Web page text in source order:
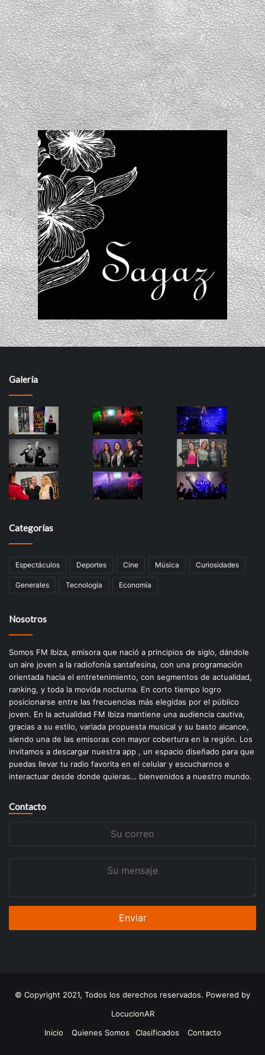
Galería
Categorías
Espectáculos Deportes Cine Música Curiosidades
Generales Tecnología Economía
Nosotros
Somos FM Ibiza, emisora que nació a principios de siglo, dándole
un aire joven a la radiofonía santafesina, con una programación
orientada hacia el entretenimiento, con segmentos de actualidad,
ranking, y toda la movida nocturna. En corto tiempo logro
posicionarse entre las frecuencias más elegidas por el público
joven. En la actualidad FM Ibiza mantiene una audiencia cautiva,
gracias a su estilo, variada propuesta musical y su basto alcance,
siendo una de las emisoras con mayor cobertura en la región. Los
invitamos a descargar nuestra app , un espacio diseñado para que
puedas llevar tu radio favorita en el celular y escucharnos e
interactuar desde donde quieras… bienvenidos a nuestro mundo.
Contacto
© Copyright 2021, Todos los derechos reservados. Powered by
LocucionAR
Inicio
Quienes Somos Clasificados Contacto